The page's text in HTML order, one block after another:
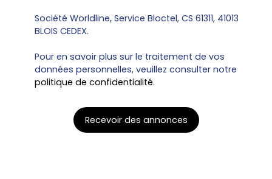
Société Worldline, Service Bloctel, CS 61311, 41013
BLOIS CEDEX.
Pour en savoir plus sur le traitement de vos
données personnelles, veuillez consulter notre
politique de confidentialité.
Recevoir des annonces